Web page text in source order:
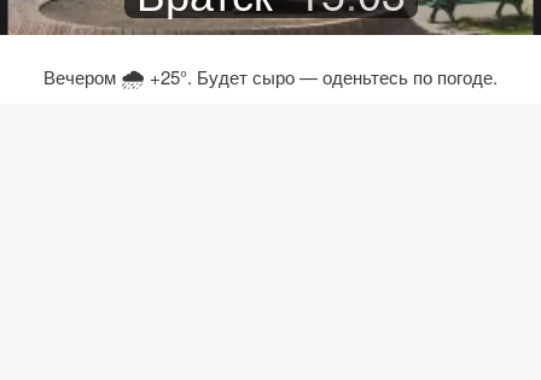
Вечером 🌧 +25°. Будет сыро — оденьтесь по погоде.